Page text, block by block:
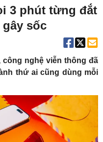
3 phút từng đắt
sốc
nghệ viễn thông đã
thứ ai cũng dùng mỗi